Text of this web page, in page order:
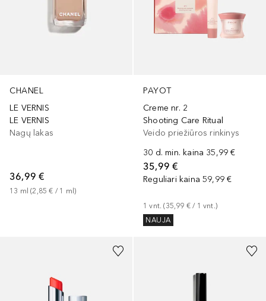
CHANEL
LE VERNIS
LE VERNIS
Nagų lakas
36,99 €
13 ml (2,85 € / 1 ml)
PAYOT
Creme nr. 2
Shooting Care Ritual
Veido priežiūros rinkinys
30 d. min. kaina 35,99 €
35,99 €
Reguliari kaina 59,99 €
1 vnt. (35,99 € / 1 vnt.)
NAUJA
+12